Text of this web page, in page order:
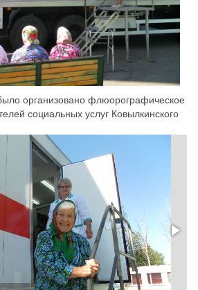
организовано флюорографическое
социальных услуг Ковылкинского